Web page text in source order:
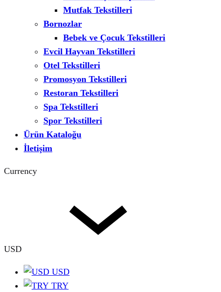
Mutfak Tekstilleri
Bornozlar
Bebek ve Çocuk Tekstilleri
Evcil Hayvan Tekstilleri
Otel Tekstilleri
Promosyon Tekstilleri
Restoran Tekstilleri
Spa Tekstilleri
Spor Tekstilleri
Ürün Kataloğu
İletişim
Currency
USD
USD
TRY